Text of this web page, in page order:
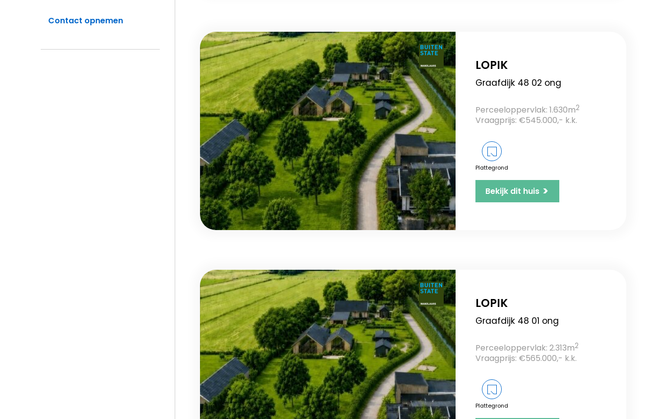
Contact opnemen
LOPIK
Graafdijk 48 02 ong
Perceeloppervlak: 1.630m2
Vraagprijs: €545.000,- k.k.
Plattegrond
Bekijk dit huis >
LOPIK
Graafdijk 48 01 ong
Perceeloppervlak: 2.313m2
Vraagprijs: €565.000,- k.k.
Plattegrond